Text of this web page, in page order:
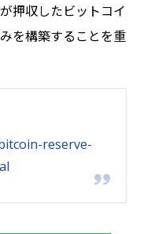
押収したビットコイ
を構築することを重
reserve-